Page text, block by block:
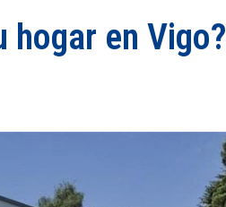
hogar en Vigo?